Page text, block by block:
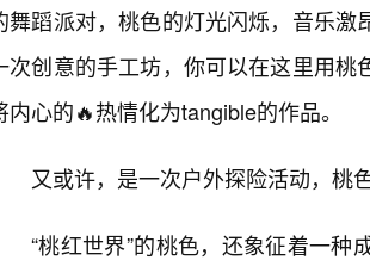
舞蹈派对，桃色的灯光闪烁，音乐
次创意的手工坊，你可以在这里用
内心的🔥热情化为tangible的作品。
又或许，是一次户外探险活动，桃
“桃红世界”的桃色，还象征着一